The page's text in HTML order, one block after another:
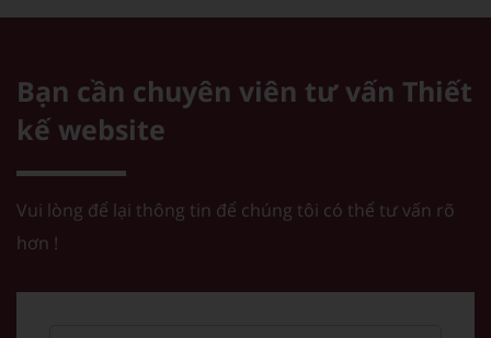
Bạn cần chuyên viên tư vấn Thiết
kế website
Vui lòng để lại thông tin để chúng tôi có thể tư vấn rõ
hơn !